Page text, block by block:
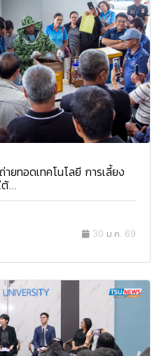
ยทอดเทคโนโลยี การเลี้ยง
...
30 ม.ค. 69